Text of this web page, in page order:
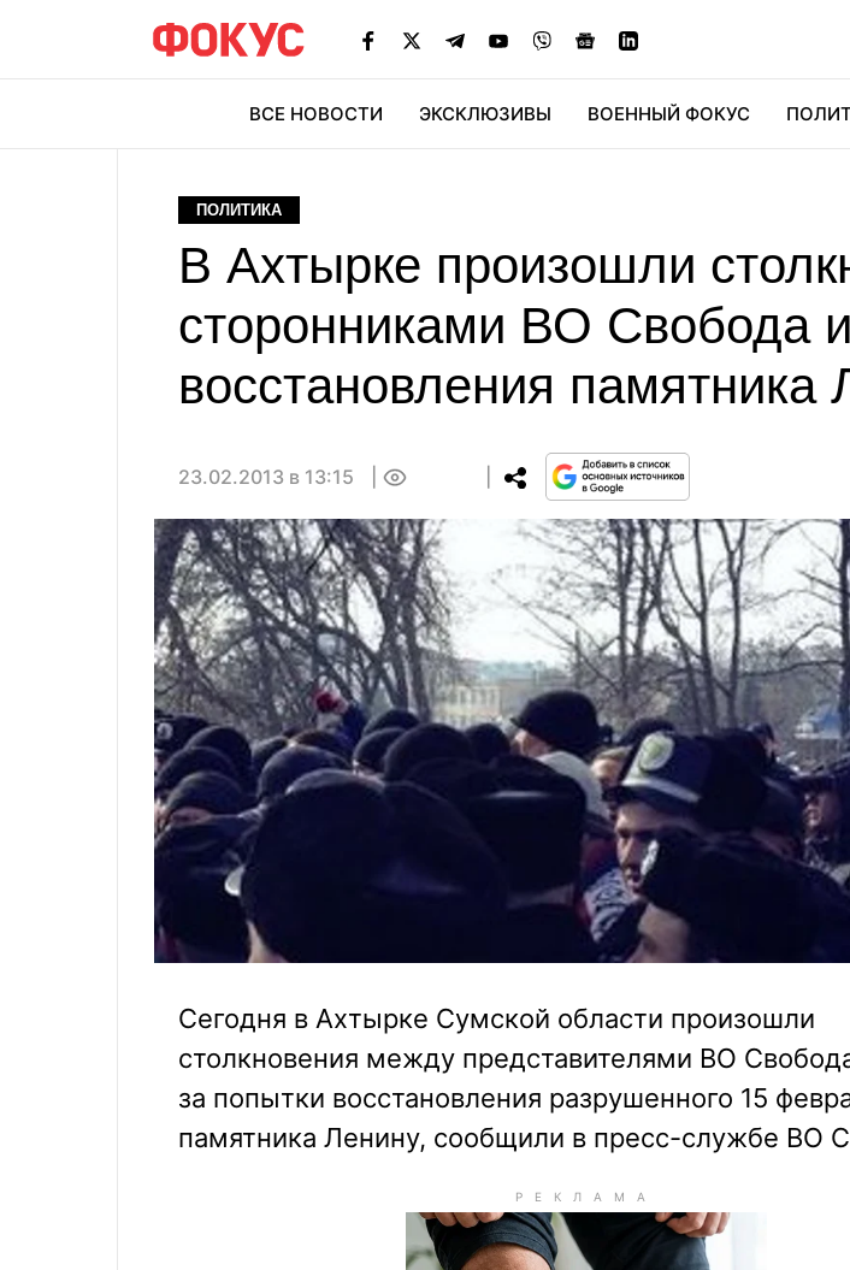
ВСЕ НОВОСТИ ЭКСКЛЮЗИВЫ ВОЕННЫЙ ФОКУС
ПОЛИТИКА
В Ахтырке произошли
сторонниками ВО Свобода
восстановления памятника
23.02.2013 в 13:15
Сегодня в Ахтырке Сумской области произошли
столкновения между представителями ВО
за попытки восстановления разрушенного 15
памятника Ленину, сообщили в пресс-службе ВО